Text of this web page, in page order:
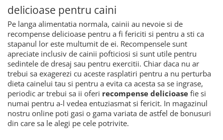
delicioase pentru caini
Pe langa alimentatia normala, cainii au nevoie si de
recompense delicioase pentru a fi fericiti si pentru a sti ca
stapanul lor este multumit de ei. Recompensele sunt
apreciate inclusiv de cainii pofticiosi si sunt utile pentru
sedintele de dresaj sau pentru exercitii. Chiar daca nu ar
trebui sa exagerezi cu aceste rasplatiri pentru a nu perturba
dieta cainelui tau si pentru a evita ca acesta sa se ingrase,
periodic ar trebui sa ii oferi recompense delicioase fie si
numai pentru a-l vedea entuziasmat si fericit. In magazinul
nostru online poti gasi o gama variata de astfel de bonusuri
din care sa le alegi pe cele potrivite.